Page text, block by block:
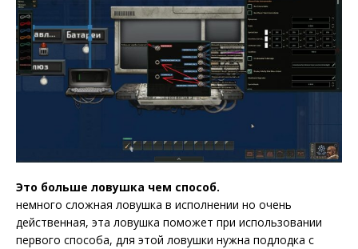
Это больше ловушка чем способ.
немного сложная ловушка в исполнении но очень
действенная, эта ловушка поможет при использовании
первого способа, для этой ловушки нужна подлодка с